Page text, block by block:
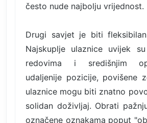
često nude najbolju vrijednost.
Drugi savjet je biti
Najskuplje ulaznice uvijek
redovima i središnjim
udaljenije pozicije, povišene
ulaznice mogu biti znatno
solidan doživljaj. Obrati
označene oznakama poput